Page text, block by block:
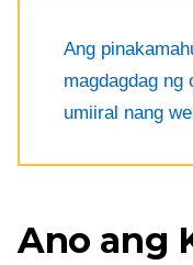
Ang
magdagdag ng
umiiral nang
Ano ang